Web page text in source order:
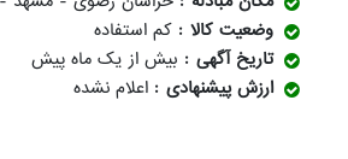
وضعیت کالا
کم استفاده
تاریخ آگهی
بیش از یک ماه پیش
ارزش پیشنهادی
اعلام نشده